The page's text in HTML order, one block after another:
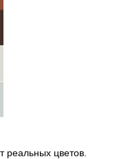
цветов.